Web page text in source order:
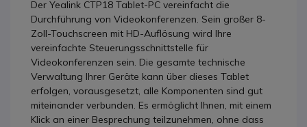
Der Yealink CTP18 Tablet-PC vereinfacht die
Durchführung von Videokonferenzen. Sein großer 8-
Zoll-Touchscreen mit HD-Auflösung wird Ihre
vereinfachte Steuerungsschnittstelle für
Videokonferenzen sein. Die gesamte technische
Verwaltung Ihrer Geräte kann über dieses Tablet
erfolgen, vorausgesetzt, alle Komponenten sind gut
miteinander verbunden. Es ermöglicht Ihnen, mit einem
Klick an einer Besprechung teilzunehmen, ohne dass